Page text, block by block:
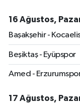
16 Ağustos,
Başakşehir -
Beşiktaş - Eyüpspor
Amed -
17 Ağustos,